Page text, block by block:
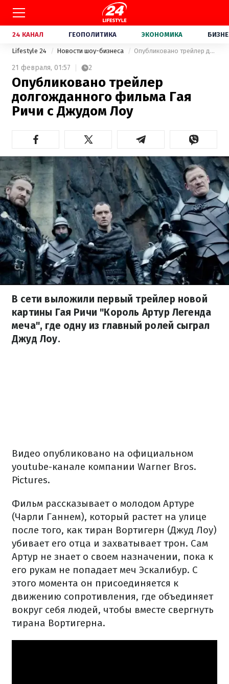
24 КАНАЛ ГЕОПОЛИТИКА ЭКОНОМИКА
Lifestyle 24 Новости шоу-бизнеса Опубликовано трейлер долгожданного фильма Гая Ричи с Джудом Лоу
21 февраля, 01:57 2
Опубликовано трейлер
долгожданного фильма Гая
Ричи с Джудом Лоу
В сети выложили первый трейлер новой
картины Гая Ричи "Король Артур Легенда
меча", где одну из главный ролей сыграл
Джуд Лоу.
Видео опубликовано на официальном
youtube-канале компании Warner Bros.
Pictures.
Фильм рассказывает о молодом Артуре
(Чарли Ганнем), который растет на улице
после того, как тиран Вортигерн (Джуд Лоу)
убивает его отца и захватывает трон. Сам
Артур не знает о своем назначении, пока к
его рукам не попадает меч Эскалибур. С
этого момента он присоединяется к
движению сопротивления, где объединяет
вокруг себя людей, чтобы вместе свергнуть
тирана Вортигерна.